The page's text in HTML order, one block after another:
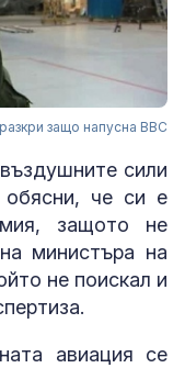
защо напусна ВВС
сили
обясни, че си е
защото не
министъра на
не поискал и
авиация се